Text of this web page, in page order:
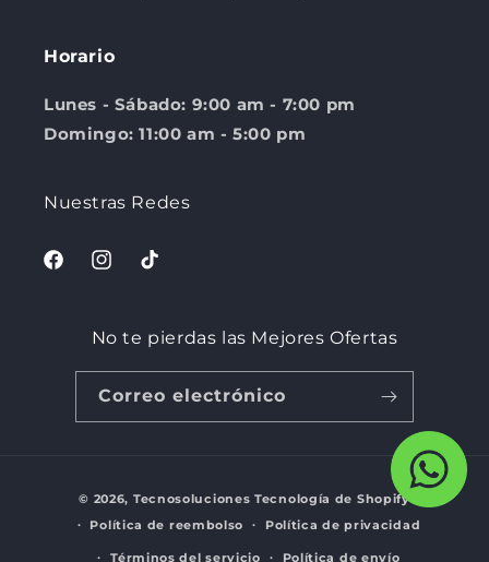
Horario
Lunes - Sábado: 9:00 am - 7:00 pm
Domingo: 11:00 am - 5:00 pm
Nuestras Redes
FacebookInstagram
TikTok
No te pierdas las Mejores Ofertas
Correo electrónico
© 2026, Tecnosoluciones Tecnología de Shopify
Política de reembolso
Política de privacidad
Términos del servicio Política de envío